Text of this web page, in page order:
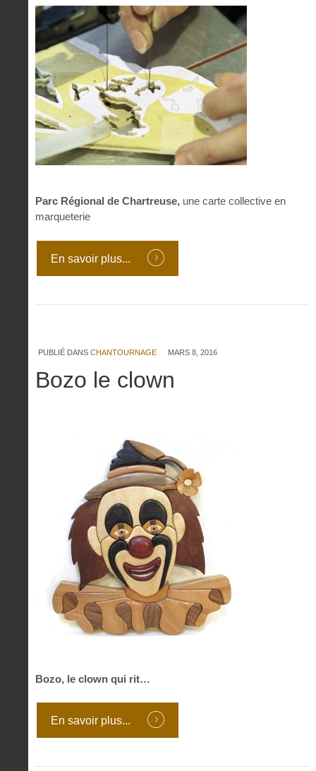
Parc Régional de Chartreuse, une carte collective en
marqueterie
En savoir plus...
PUBLIÉ DANS CHANTOURNAGE MARS 8, 2016
Bozo le clown
Bozo, le clown qui rit…
En savoir plus...